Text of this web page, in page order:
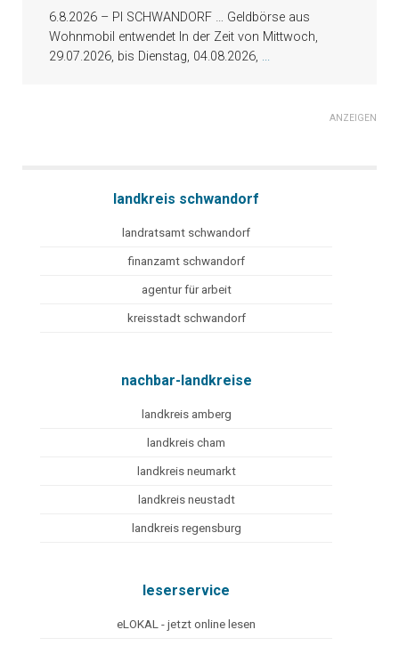
6.8.2026 – PI SCHWANDORF … Geldbörse aus
Wohnmobil entwendet In der Zeit von Mittwoch,
29.07.2026, bis Dienstag, 04.08.2026, ...
ANZEIGEN
landkreis schwandorf
landratsamt schwandorf
finanzamt schwandorf
agentur für arbeit
kreisstadt schwandorf
nachbar-landkreise
landkreis amberg
landkreis cham
landkreis neumarkt
landkreis neustadt
landkreis regensburg
leserservice
eLOKAL - jetzt online lesen